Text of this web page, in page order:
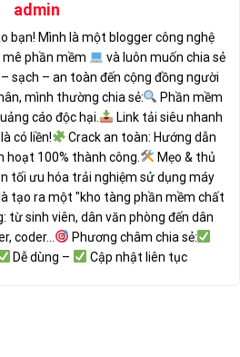
admin
bạn! Mình là một blogger công nghệ
mê phần mềm
và luôn muốn chia sẻ
sạch – an toàn đến cộng đồng người
mình thường chia sẻ:
Phần mềm
cáo độc hại.
Link tải siêu nhanh
có liền!
Crack an toàn: Hướng dẫn
hoạt 100% thành công.
Mẹo & thủ
tối ưu hóa trải nghiệm sử dụng máy
tạo ra một "kho tàng phần mềm chất
từ sinh viên, dân văn phòng đến dân
coder...
Phương châm chia sẻ:
Dễ dùng – Cập nhật liên tục